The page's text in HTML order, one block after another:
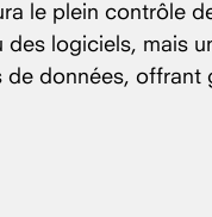
le plein contrôle
logiciels, mais
données, offrant